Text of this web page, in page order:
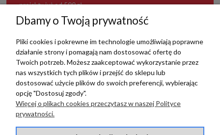
projektu już od 500 zł.
TERRADECO
BAZA WIEDZY
PŁATNOŚCI I DOSTAWA
Dbamy o Twoją prywatność
Pliki cookies i pokrewne im technologie umożliwiają poprawne
działanie strony i pomagają nam dostosować ofertę do
Twoich potrzeb. Możesz zaakceptować wykorzystanie przez
nas wszystkich tych plików i przejść do sklepu lub
dostosować użycie plików do swoich preferencji, wybierając
opcję "Dostosuj zgody".
Więcej o plikach cookies przeczytasz w naszej Polityce
prywatności.